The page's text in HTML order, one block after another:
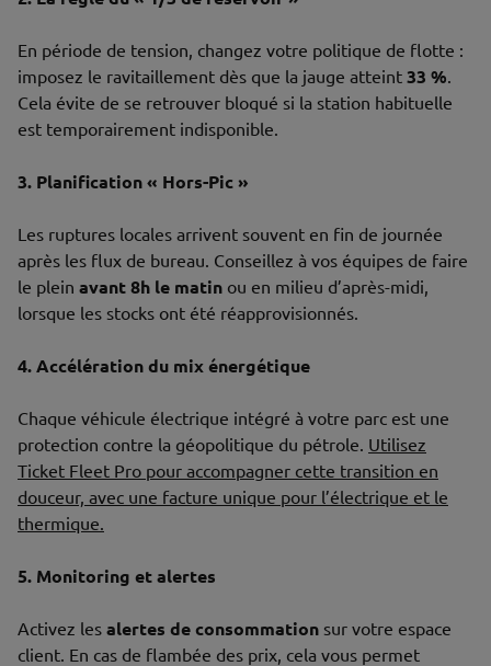
En période de tension, changez votre politique de flotte :
imposez le ravitaillement dès que la jauge atteint 33 %
Cela évite de se retrouver bloqué si la station habituelle
est temporairement indisponible.
3. Planification « Hors-Pic »
Les ruptures locales arrivent souvent en fin de journée
après les flux de bureau. Conseillez à vos équipes de faire
le plein avant 8h le matin ou en milieu d’après-midi,
lorsque les stocks ont été réapprovisionnés.
4. Accélération du mix énergétique
Chaque véhicule électrique intégré à votre parc est une
protection contre la géopolitique du pétrole. Utilisez
Ticket Fleet Pro pour accompagner cette transition en
douceur, avec une facture unique pour l’électrique et le
thermique.
5. Monitoring et alertes
Activez les alertes de consommation sur votre espace
client. En cas de flambée des prix, cela vous permet